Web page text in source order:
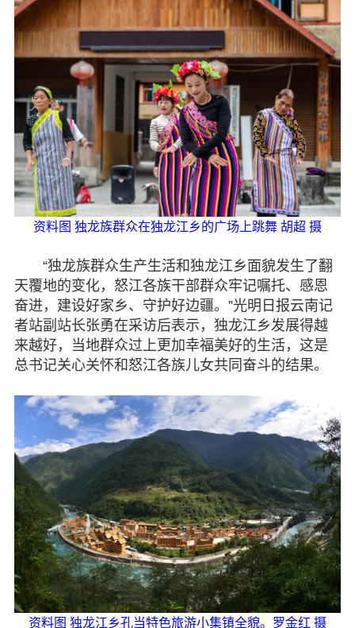
资料图 独龙族群众在独龙江乡的广场上跳舞 胡超 摄
“独龙族群众生产生活和独龙江乡面貌发生了翻
天覆地的变化，怒江各族干部群众牢记嘱托、感恩
奋进，建设好家乡、守护好边疆。”光明日报云南记
者站副站长张勇在采访后表示，独龙江乡发展得越
来越好，当地群众过上更加幸福美好的生活，这是
总书记关心关怀和怒江各族儿女共同奋斗的结果。
资料图 独龙江乡孔当特色旅游小集镇全貌。罗金红 摄